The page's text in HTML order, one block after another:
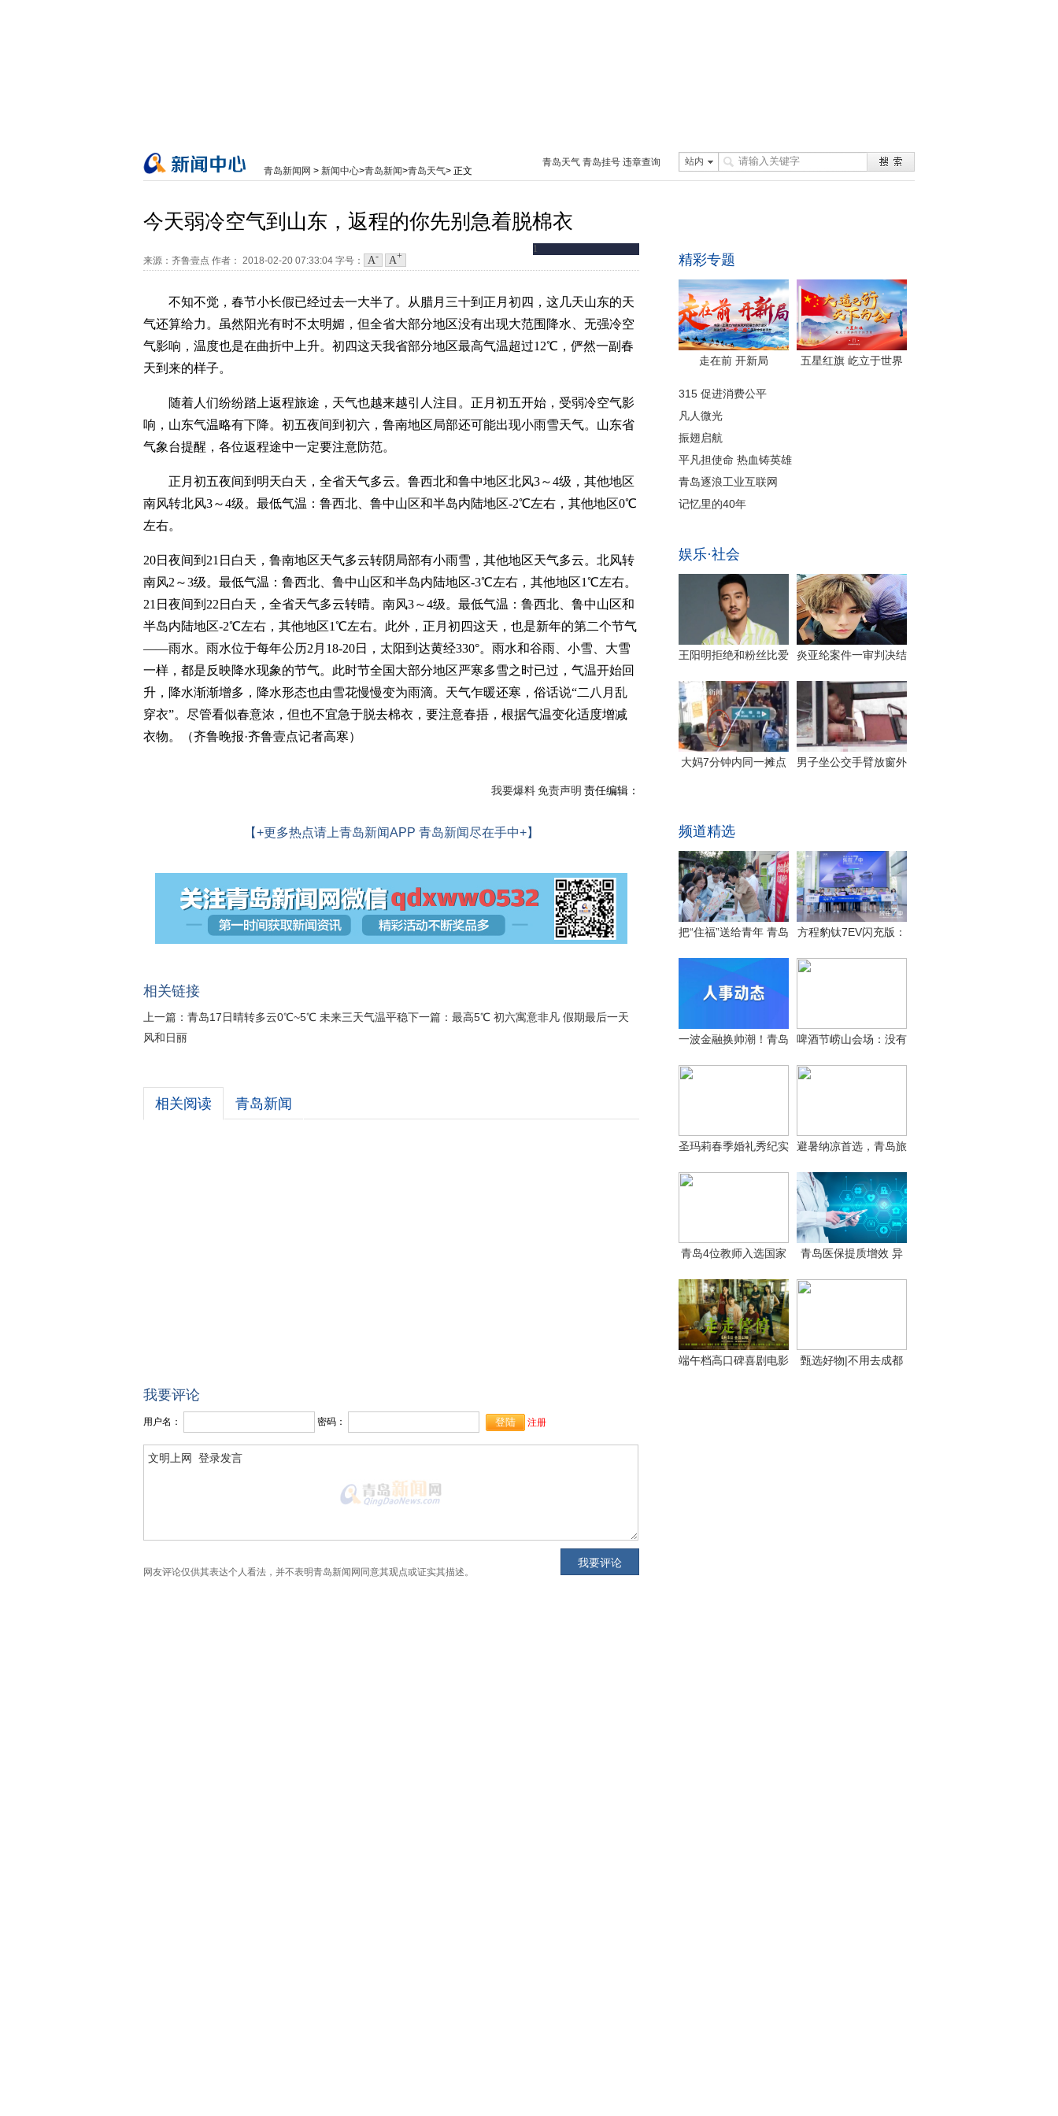
站内
青岛天气 青岛挂号 违章查询
青岛新闻网 > 新闻中心>青岛新闻>青岛天气> 正文
今天弱冷空气到山东，返程的你先别急着脱棉衣
来源：齐鲁壹点 作者： 2018-02-20 07:33:04 字号： A- A+
不知不觉，春节小长假已经过去一大半了。从腊月三十到正月初四，这几天山东的天
气还算给力。虽然阳光有时不太明媚，但全省大部分地区没有出现大范围降水、无强冷空
气影响，温度也是在曲折中上升。初四这天我省部分地区最高气温超过12℃，俨然一副春
天到来的样子。
随着人们纷纷踏上返程旅途，天气也越来越引人注目。正月初五开始，受弱冷空气影
响，山东气温略有下降。初五夜间到初六，鲁南地区局部还可能出现小雨雪天气。山东省
气象台提醒，各位返程途中一定要注意防范。
正月初五夜间到明天白天，全省天气多云。鲁西北和鲁中地区北风3～4级，其他地区
南风转北风3～4级。最低气温：鲁西北、鲁中山区和半岛内陆地区-2℃左右，其他地区0℃
左右。
20日夜间到21日白天，鲁南地区天气多云转阴局部有小雨雪，其他地区天气多云。北风转
南风2～3级。最低气温：鲁西北、鲁中山区和半岛内陆地区-3℃左右，其他地区1℃左右。
21日夜间到22日白天，全省天气多云转晴。南风3～4级。最低气温：鲁西北、鲁中山区和
半岛内陆地区-2℃左右，其他地区1℃左右。此外，正月初四这天，也是新年的第二个节气
——雨水。雨水位于每年公历2月18-20日，太阳到达黄经330°。雨水和谷雨、小雪、大雪
一样，都是反映降水现象的节气。此时节全国大部分地区严寒多雪之时已过，气温开始回
升，降水渐渐增多，降水形态也由雪花慢慢变为雨滴。天气乍暖还寒，俗话说“二八月乱
穿衣”。尽管看似春意浓，但也不宜急于脱去棉衣，要注意春捂，根据气温变化适度增减
衣物。（齐鲁晚报·齐鲁壹点记者高寒）
我要爆料免责声明 责任编辑：
【+更多热点请上青岛新闻APP 青岛新闻尽在手中+】
相关链接
上一篇： 青岛17日晴转多云0℃~5℃ 未来三天气温平稳下一篇： 最高5℃ 初六寓意非凡 假期最后一天
风和日丽
相关阅读 青岛新闻
我要评论
用户名： 密码： 注册
网友评论仅供其表达个人看法，并不表明青岛新闻网同意其观点或证实其描述。